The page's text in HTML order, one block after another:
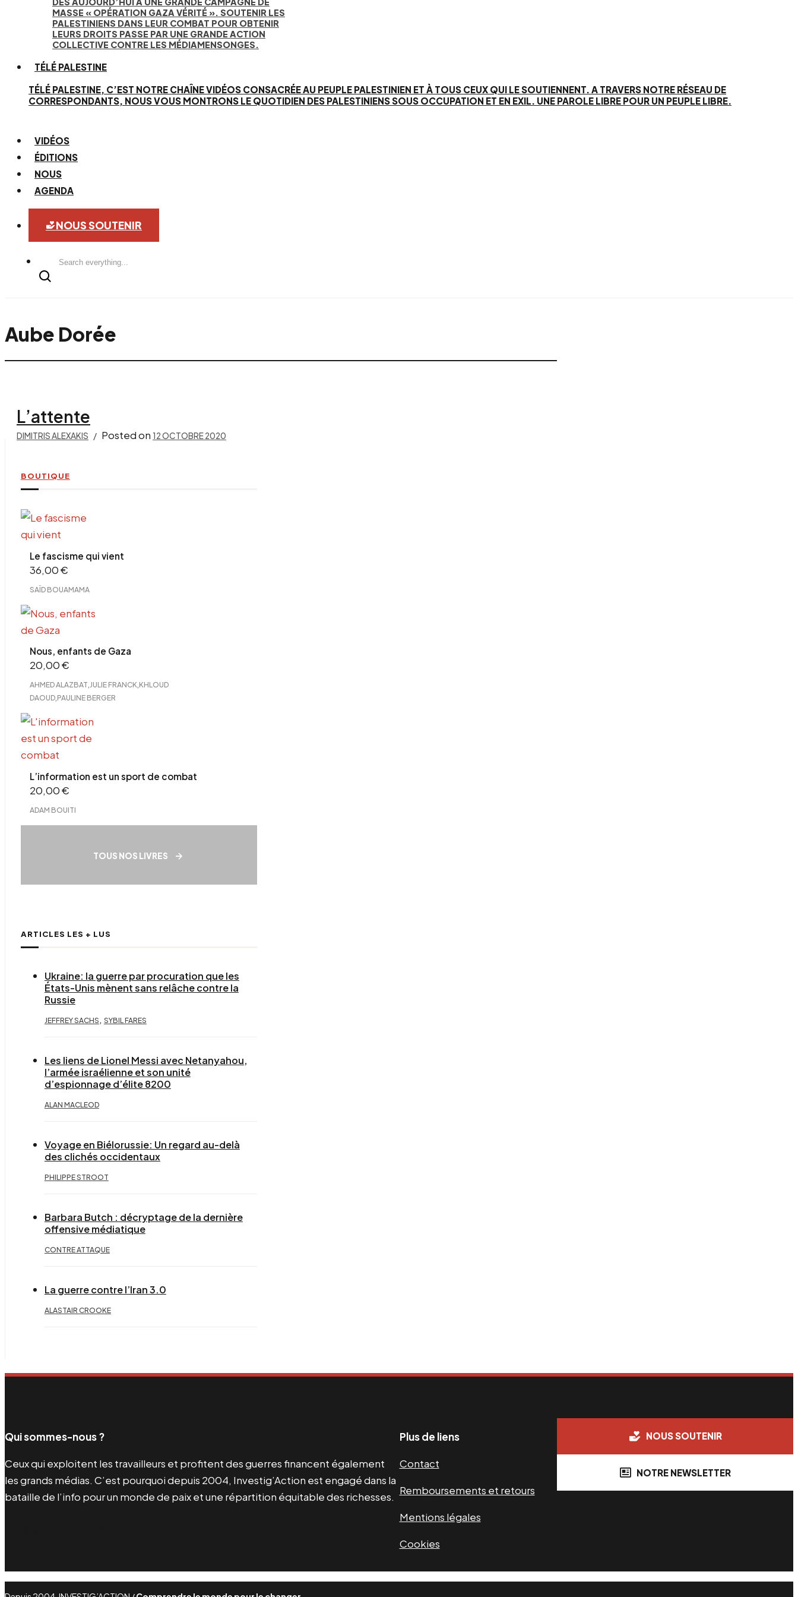
MASSE « OPÉRATION GAZA VÉRITÉ ». SOUTENIR LES
PALESTINIENS DANS LEUR COMBAT POUR OBTENIR
LEURS DROITS PASSE PAR UNE GRANDE ACTION
COLLECTIVE CONTRE LES MÉDIAMENSONGES.
TÉLÉ PALESTINE
TÉLÉ PALESTINE, C’EST NOTRE CHAÎNE VIDÉOS CONSACRÉE AU PEUPLE PALESTINIEN ET À TOUS CEUX QUI LE SOUTIENNENT. A TRAVERS NOTRE RÉSEAU DE
CORRESPONDANTS, NOUS VOUS MONTRONS LE QUOTIDIEN DES PALESTINIENS SOUS OCCUPATION ET EN EXIL. UNE PAROLE LIBRE POUR UN PEUPLE LIBRE.
VIDÉOS
ÉDITIONS
NOUS
AGENDA
NOUS SOUTENIR
Search
Aube Dorée
L’attente
DIMITRIS ALEXAKIS Posted on 12 OCTOBRE 2020
BOUTIQUE
Le fascisme qui vient
36,00€
SAÏD BOUAMAMA
Nous, enfants de Gaza
20,00€
AHMED ALAZBAT JULIE FRANCK KHLOUD
DAOUD, PAULINE BERGER
L’information est un sport de combat
20,00€
ADAM BOUITI
TOUS NOS LIVRES
ARTICLES LES + LUS
Ukraine: la guerre par procuration que les
États-Unis mènent sans relâche contre la
Russie
JEFFREY SACHS , SYBIL FARES
Les liens de Lionel Messi avec Netanyahou,
l’armée israélienne et son unité
d’espionnage d’élite 8200
ALAN MACLEOD
Voyage en Biélorussie: Un regard au-delà
des clichés occidentaux
PHILIPPE STROOT
Barbara Butch : décryptage de la dernière
offensive médiatique
CONTRE ATTAQUE
La guerre contre l’Iran 3.0
ALASTAIR CROOKE
Qui sommes-nous ?
Ceux qui exploitent les travailleurs et profitent des guerres financent également
les grands médias. C’est pourquoi depuis 2004, Investig’Action est engagé dans la
bataille de l’info pour un monde de paix et une répartition équitable des richesses.
Plus de liens
Contact
Remboursements et retours
Mentions légales
Cookies
NOUS SOUTENIR
NOTRE NEWSLETTER